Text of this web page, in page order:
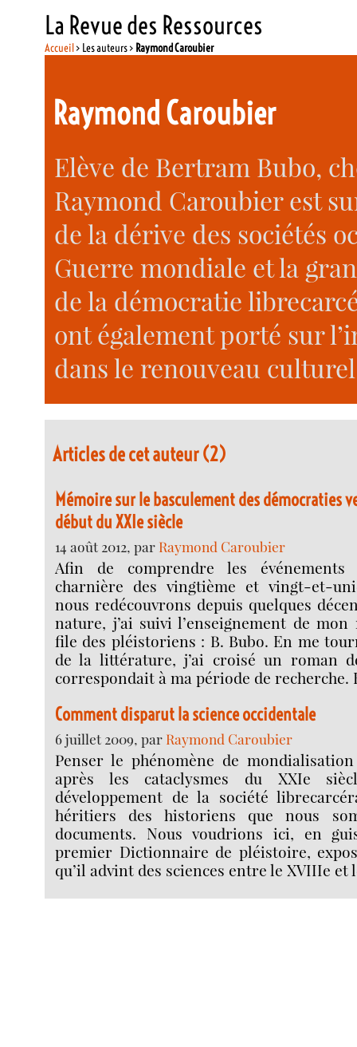
La Revue des Ressources
Accueil> Les auteurs > Raymond Caroubier
Raymond Caroubier
Elève de Bertram Bubo,
Raymond Caroubier est
de la dérive des sociétés
Guerre mondiale et la
de la démocratie
ont également porté sur
dans le renouveau
Articles de cet auteur (2)
Mémoire sur le basculement des démocraties
début du XXIe siècle
14 août 2012, par Raymond Caroubier
Afin de comprendre les
charnière des vingtième et vingt-et-
nous redécouvrons depuis quelques
nature, j’ai suivi l’enseignement de
file des pléistoriens : B. Bubo. En me
de la littérature, j’ai croisé un roman
correspondait à ma période de recherche.
Comment disparut la science occidentale
6 juillet 2009, par Raymond Caroubier
Penser le phénomène de
après les cataclysmes du XXIe
développement de la société
héritiers des historiens que nous
documents. Nous voudrions ici, en
premier Dictionnaire de pléistoire,
qu’il advint des sciences entre le XVIIIe et